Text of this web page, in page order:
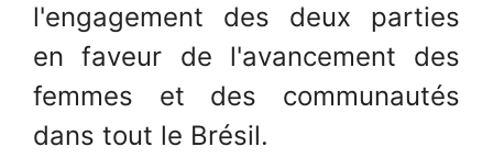
l'engagement des deux parties
en faveur de l'avancement des
femmes et des communautés
dans tout le Brésil.